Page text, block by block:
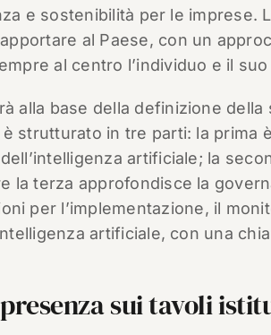
e sostenibilità per le imprese.
al Paese, con un
al centro l’individuo e il
alla base della definizione della
è strutturato in tre parti: la prima
artificiale; la
la terza approfondisce la
per l’implementazione, il
artificiale, con una
sui tavoli